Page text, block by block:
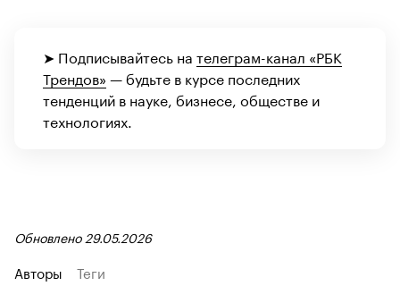
➤ Подписывайтесь на телеграм-канал «РБК
Трендов» — будьте в курсе последних
тенденций в науке, бизнесе, обществе и
технологиях.
Обновлено 29.05.2026
Авторы Теги